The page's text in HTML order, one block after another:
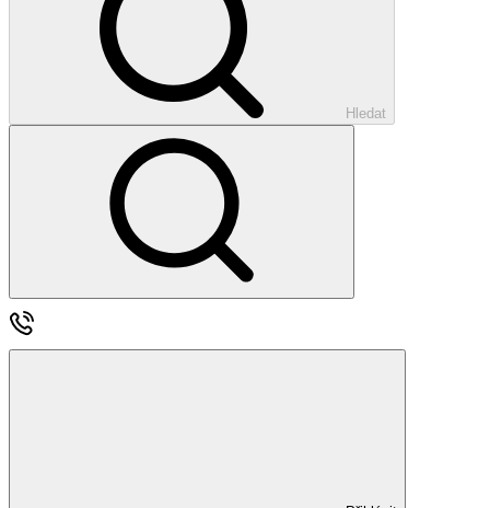
Hledat